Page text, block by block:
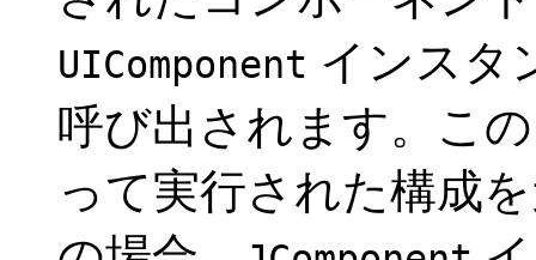
UIComponent インスタ
呼び出されます。こ
って実行された構成